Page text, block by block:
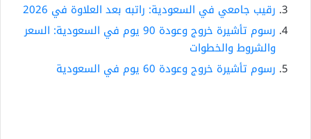
رقيب جامعي في السعودية: راتبه بعد العلاوة في 2026
رسوم تأشيرة خروج وعودة 90 يوم في السعودية: السعر
والشروط والخطوات
رسوم تأشيرة خروج وعودة 60 يوم في السعودية